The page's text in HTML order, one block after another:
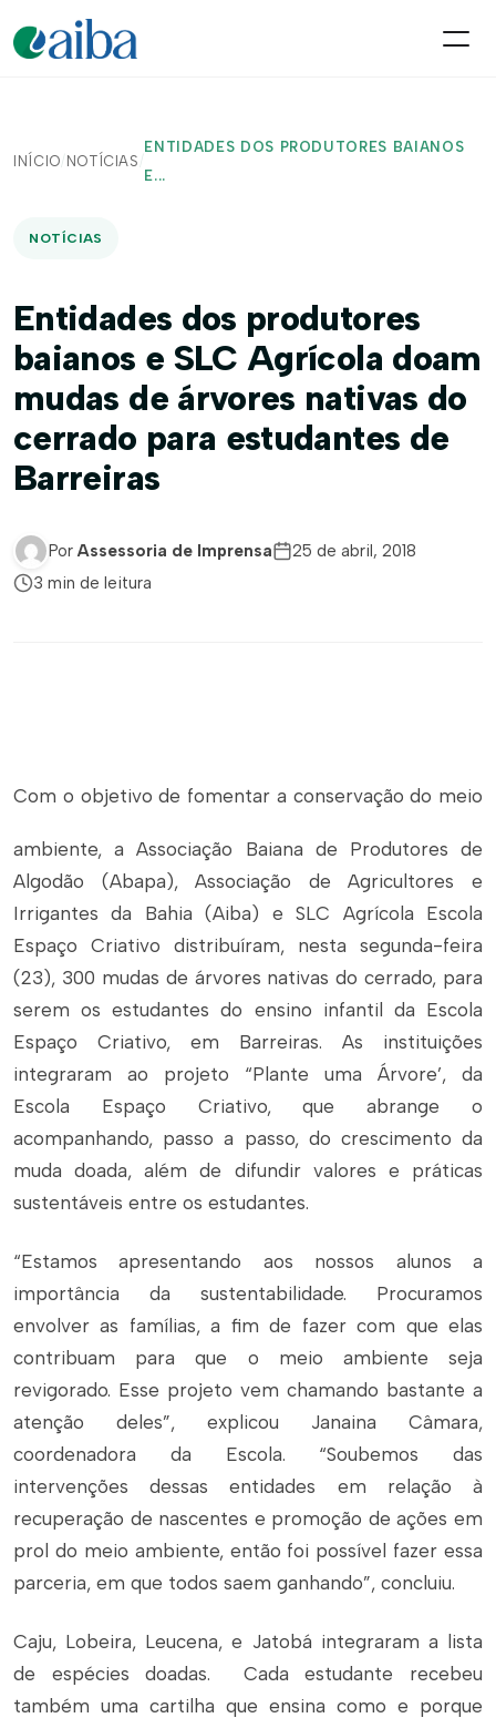
INÍCIO/ NOTÍCIAS /
ENTIDADES DOS PRODUTORES BAIANOS
E...
NOTÍCIAS
Entidades dos produtores
baianos e SLC Agrícola doam
mudas de árvores nativas do
cerrado para estudantes de
Barreiras
Por Assessoria de Imprensa
25 de abril, 2018
3 min de leitura
Com o objetivo de fomentar a conservação do meio
ambiente, a Associação Baiana de Produtores de
Algodão (Abapa), Associação de Agricultores e
Irrigantes da Bahia (Aiba) e SLC Agrícola Escola
Espaço Criativo distribuíram, nesta segunda-feira
(23), 300 mudas de árvores nativas do cerrado, para
serem os estudantes do ensino infantil da Escola
Espaço Criativo, em Barreiras. As instituições
integraram ao projeto “Plante uma Árvore’, da
Escola Espaço Criativo, que abrange o
acompanhando, passo a passo, do crescimento da
muda doada, além de difundir valores e práticas
sustentáveis entre os estudantes.
“Estamos apresentando aos nossos alunos a
importância da sustentabilidade. Procuramos
envolver as famílias, a fim de fazer com que elas
contribuam para que o meio ambiente seja
revigorado. Esse projeto vem chamando bastante a
atenção deles”, explicou Janaina Câmara,
coordenadora da Escola. “Soubemos das
intervenções dessas entidades em relação à
recuperação de nascentes e promoção de ações em
prol do meio ambiente, então foi possível fazer essa
parceria, em que todos saem ganhando”, concluiu.
Caju, Lobeira, Leucena, e Jatobá integraram a lista
de espécies doadas. Cada estudante recebeu
também uma cartilha que ensina como e porque